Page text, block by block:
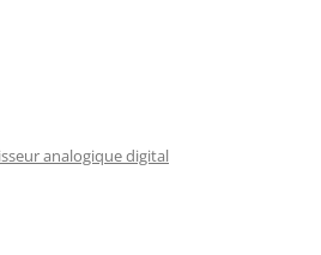
analogique digital